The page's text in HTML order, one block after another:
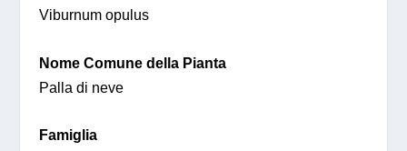
Viburnum opulus
Nome Comune della Pianta
Palla di neve
Famiglia